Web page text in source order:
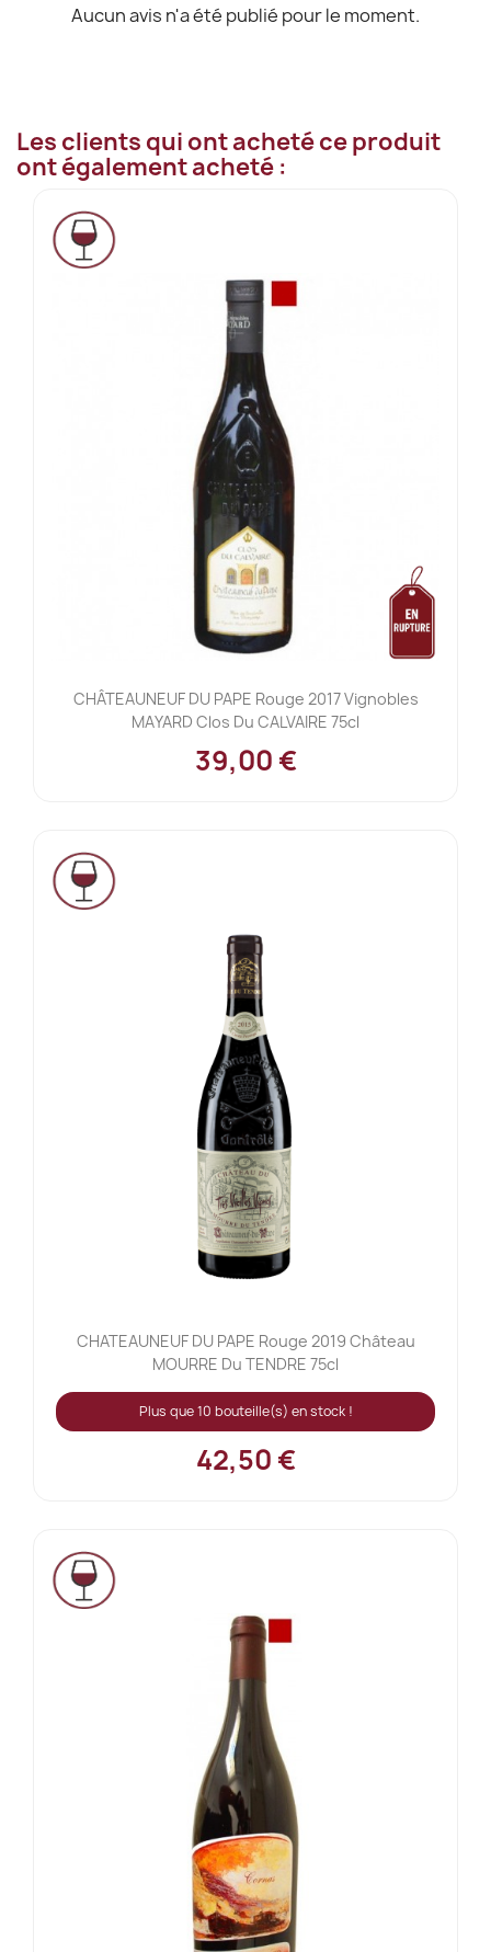
Aucun avis n'a été publié pour le moment.
Les clients qui ont acheté ce produit
ont également acheté :
CHÂTEAUNEUF DU PAPE Rouge 2017 Vignobles
MAYARD Clos Du CALVAIRE 75cl
39,00 €
CHATEAUNEUF DU PAPE Rouge 2019 Château
MOURRE Du TENDRE 75cl
Plus que 10 bouteille(s) en stock !
42,50 €